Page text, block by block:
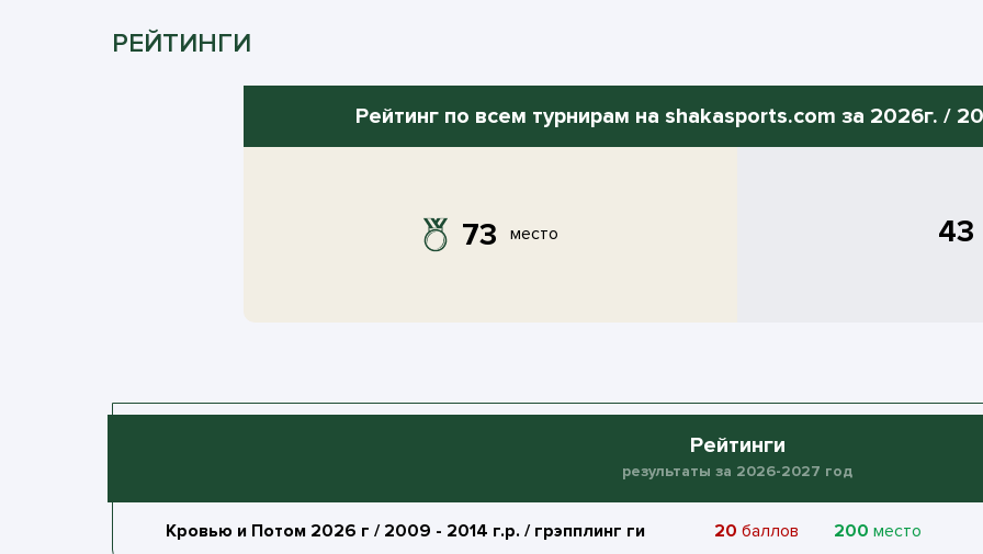
РЕЙТИНГИ
Рейтинг по всем турнирам на shakasports.com за 2026г. /
73 место 43
Рейтинги
результаты за 2026-2027 год
Кровью и Потом 2026 г / 2009 - 2014 г.р. / грэпплинг ги 20 баллов 200 место